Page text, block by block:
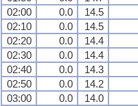
02:00
0.0 14.5
02:10
0.0 14.5
02:20
0.0 14.4
02:30
0.0 14.4
02:40
0.0 14.3
02:50
0.0 14.2
03:00
0.0 14.0